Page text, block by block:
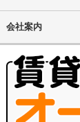
会社案内